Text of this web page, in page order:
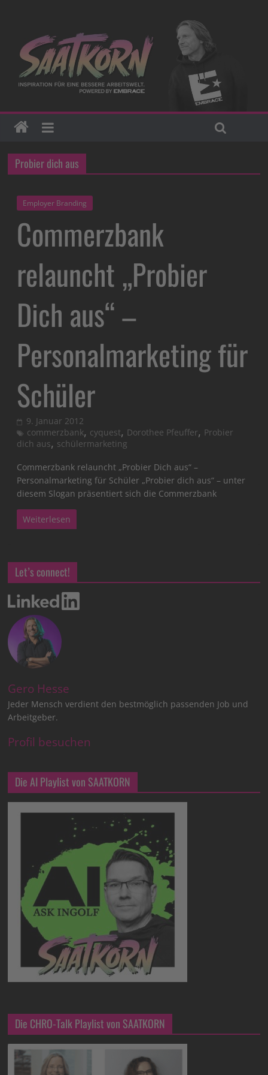
Probier dich aus
Employer Branding
Commerzbank
relauncht „Probier
Dich aus“ –
Personalmarketing für
Schüler
9. Januar 2012
commerzbank, cyquest, Dorothee Pfeuffer, Probier
dich aus, schülermarketing
Commerzbank relauncht „Probier Dich aus“ –
Personalmarketing für Schüler „Probier dich aus“ – unter
diesem Slogan präsentiert sich die Commerzbank
Weiterlesen
Let’s connect!
Gero Hesse
Jeder Mensch verdient den bestmöglich passenden Job und
Arbeitgeber.
Profil besuchen
Die AI Playlist von SAATKORN
Die CHRO-Talk Playlist von SAATKORN